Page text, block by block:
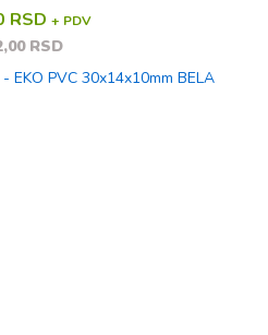
RSD + PDV
RSD
- EKO PVC 30x14x10mm BELA